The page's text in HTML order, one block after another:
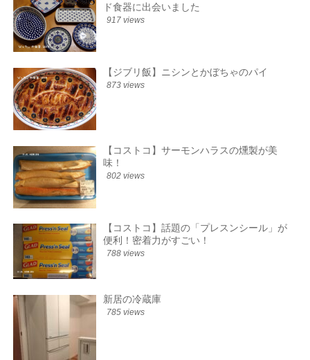
ド食器に出会いました
917 views
【ジブリ飯】ニシンとかぼちゃのパイ
873 views
【コストコ】サーモンハラスの燻製が美
味！
802 views
【コストコ】話題の「プレスンシール」が
便利！密着力がすごい！
788 views
新居の冷蔵庫
785 views